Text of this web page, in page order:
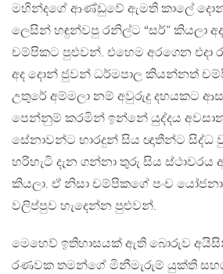
මහින්දගේ ආණ්ඩුවේ ඇමති කාලේ
ලෙසින් හඳුන්වපු රනිල්ට “සර්” කියලා
චම්පිකට පුළුවන්. එහෙම අරගෙන එදා
අද දොන් ජුවන් ධර්මපාල කියන්නත්
උතුරේ අම්මලා නම් අවුරුදු දහයකට
පෙන්නුම් කරමින් ඉන්නේ යුද්දය
සේනාවන්ට භාරදුන් සිය ඥාතීන්ට
හරිහැටි දැන ගන්නා තුරු සිය ස්ථාවරය
කියලා. ඒ නිසා චම්පිකගේ පංච
වලිප්පුව හැදෙන්න පුළුවන්.
මෙහෙව් ඉතිහාසයක් ඇති බොරුව
රණවක තමන්ගේ මිනීමැරුම් යුක්ති